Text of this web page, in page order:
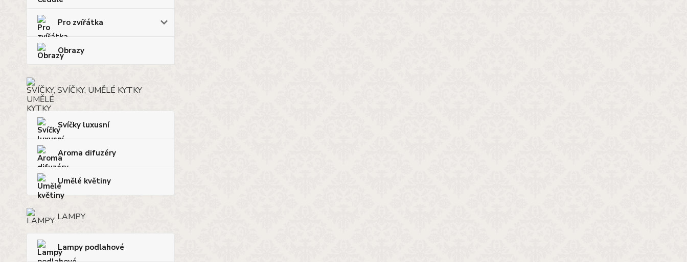
Pro zvířátka
Obrazy
SVÍČKY, UMĚLÉ KYTKY
Svíčky luxusní
Aroma difuzéry
Umělé květiny
LAMPY
Lampy podlahové